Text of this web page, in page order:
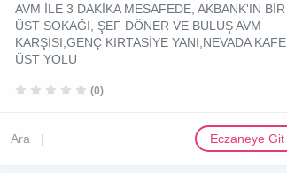
AVM İLE 3 DAKİKA MESAFEDE, AKBANK'IN BİR
ÜST SOKAĞI, ŞEF DÖNER VE BULUŞ AVM
KARŞISI,GENÇ KIRTASİYE YANI,NEVADA KAFE
ÜST YOLU
(0)
Ara Eczaneye Git